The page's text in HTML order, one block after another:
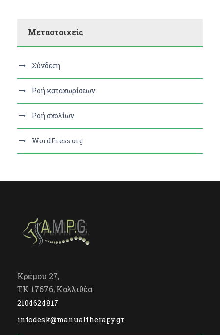
Μεταστοιχεία
Σύνδεση
Ροή καταχωρίσεων
Ροή σχολίων
WordPress.org
Κρέμου 27,
TK 17676, Καλλιθέα
2104624817
infodesk@manualtherapy.gr